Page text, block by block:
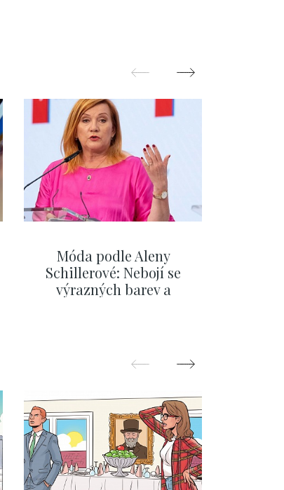
Móda podle Aleny
Schillerové: Nebojí se
výrazných barev a